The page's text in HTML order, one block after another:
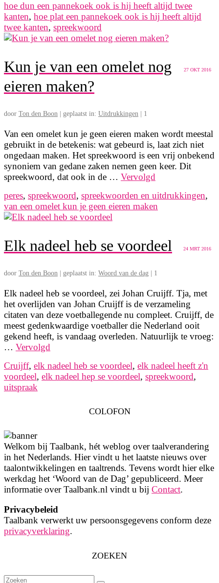
hoe dun een pannekoek ook is hij heeft altijd twee
kanten, hoe plat een pannekoek ook is hij heeft altijd
twee kanten, spreekwoord
27 OKT 2016
Kun je van een omelet nog
eieren maken?
door Ton den Boon geplaatst in: Uitdrukkingen 1
Van een omelet kun je geen eieren maken wordt meestal
gebruikt in de betekenis: wat gebeurd is, laat zich niet
ongedaan maken. Het spreekwoord is een vrij onbekend
synoniem van gedane zaken nemen geen keer. Dit
spreekwoord, dat ook in de … Vervolgd
peres, spreekwoord, spreekwoorden en uitdrukkingen,
van een omelet kun je geen eieren maken
24 MRT 2016
Elk nadeel heb se voordeel
door Ton den Boon geplaatst in: Woord van de dag 1
Elk nadeel heb se voordeel, zei Johan Cruijff. Tja, met
het overlijden van Johan Cruijff is de verzameling
citaten van deze voetballegende nu compleet. Cruijff, de
meest gedenkwaardige voetballer die Nederland ooit
gekend heeft, is vandaag overleden. Natuurlijk te vroeg:
… Vervolgd
Cruijff, elk nadeel heb se voordeel, elk nadeel heeft z'n
voordeel, elk nadeel hep se voordeel, spreekwoord,
uitspraak
COLOFON
Welkom bij Taalbank, hét weblog over taalverandering
in het Nederlands. Hier vindt u het laatste nieuws over
taalontwikkelingen en taaltrends. Tevens wordt hier elke
werkdag het ‘Woord van de Dag’ gepubliceerd. Meer
informatie over Taalbank.nl vindt u bij Contact.
Privacybeleid
Taalbank verwerkt uw persoonsgegevens conform deze
privacyverklaring.
ZOEKEN
Zoeken